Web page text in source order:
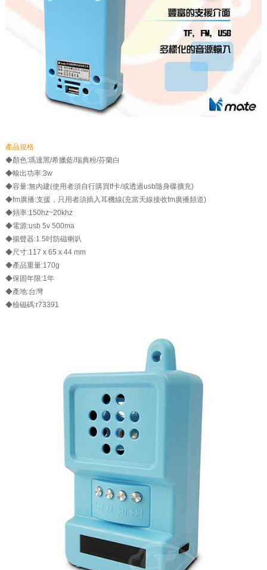
產品規格
◆顏色:瑪達黑/希臘藍/瑞典粉/芬蘭白
◆輸出功率:3w
◆容量:無內建(使用者須自行購買tf卡/或透過usb隨身碟擴充)
◆fm廣播:支援，只用者須插入耳機線(充當天線接收fm廣播頻道)
◆頻率:150hz~20khz
◆電源:usb 5v 500ma
◆揚聲器:1.5吋防磁喇叭
◆尺寸:117 x 65 x 44 mm
◆產品重量:170g
◆保固年限:1年
◆產地:台灣
◆檢磁碼:r73391